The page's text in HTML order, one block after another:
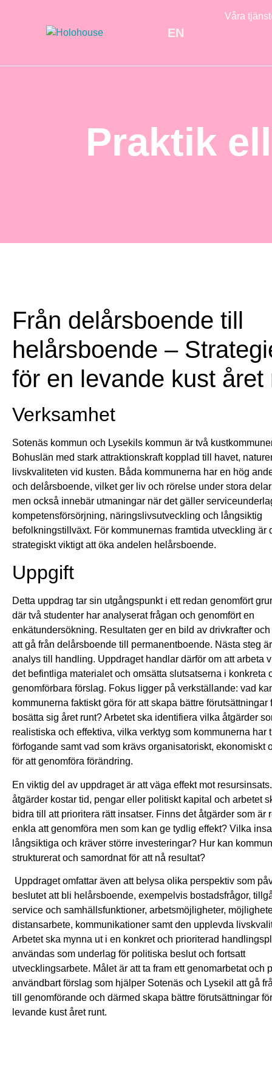
EN
Våra
Praktik
Från delårsboende till
helårsboende –
för en levande kust året
Verksamhet
Sotenäs kommun och Lysekils kommun är två
Bohuslän med stark attraktionskraft kopplad till havet,
livskvaliteten vid kusten. Båda kommunerna har en hög
och delårsboende, vilket ger liv och rörelse under stora
men också innebär utmaningar när det gäller
kompetensförsörjning, näringslivsutveckling och långsiktig
befolkningstillväxt. För kommunernas framtida utveckling är
strategiskt viktigt att öka andelen helårsboende.
Uppgift
Detta uppdrag tar sin utgångspunkt i ett redan genomfört
där två studenter har analyserat frågan och genomfört en
enkätundersökning. Resultaten ger en bild av drivkrafter
att gå från delårsboende till permanentboende. Nästa steg
analys till handling. Uppdraget handlar därför om att arbeta
det befintliga materialet och omsätta slutsatserna i konkreta
genomförbara förslag. Fokus ligger på verkställande: vad
kommunerna faktiskt göra för att skapa bättre förutsättningar
bosätta sig året runt? Arbetet ska identifiera vilka åtgärder
realistiska och effektiva, vilka verktyg som kommunerna har
förfogande samt vad som krävs organisatoriskt, ekonomiskt
för att genomföra förändring.
En viktig del av uppdraget är att väga effekt mot
åtgärder kostar tid, pengar eller politiskt kapital och arbetet
bidra till att prioritera rätt insatser. Finns det åtgärder som är
enkla att genomföra men som kan ge tydlig effekt? Vilka
långsiktiga och kräver större investeringar? Hur kan
strukturerat och samordnat för att nå resultat?
Uppdraget omfattar även att belysa olika perspektiv som
beslutet att bli helårsboende, exempelvis bostadsfrågor,
service och samhällsfunktioner, arbetsmöjligheter,
distansarbete, kommunikationer samt den upplevda
Arbetet ska mynna ut i en konkret och prioriterad
användas som underlag för politiska beslut och fortsatt
utvecklingsarbete. Målet är att ta fram ett genomarbetat och
användbart förslag som hjälper Sotenäs och Lysekil att gå
till genomförande och därmed skapa bättre förutsättningar
levande kust året runt.